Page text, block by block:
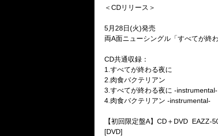
＜CDリリース＞
5月28日(火)発売
両A面ニューシングル「すべてが終
CD共通収録：
1.すべてが終わる夜に
2.肉食バクテリアン
3.すべてが終わる夜に -instrumental-
4.肉食バクテリアン -instrumental-
【初回限定盤A】CD＋DVD EAZZ-
[DVD]